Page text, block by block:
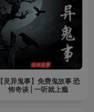
【灵异鬼事】免费鬼故事 恐
怖奇谈 | 一听就上瘾